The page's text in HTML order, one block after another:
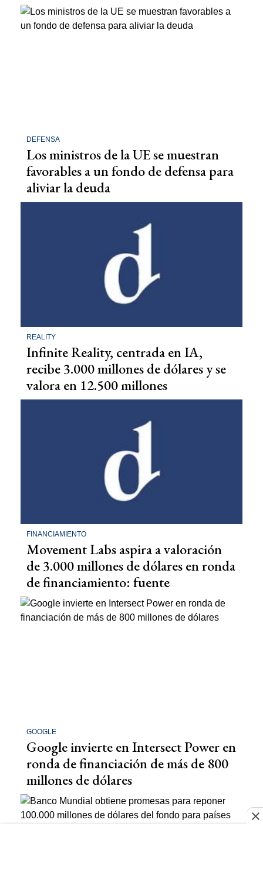
DEFENSA
Los ministros de la UE se muestran
favorables a un fondo de defensa para
aliviar la deuda
REALITY
Infinite Reality, centrada en IA,
recibe 3.000 millones de dólares y se
valora en 12.500 millones
FINANCIAMIENTO
Movement Labs aspira a valoración
de 3.000 millones de dólares en ronda
de financiamiento: fuente
GOOGLE
Google invierte en Intersect Power en
ronda de financiación de más de 800
millones de dólares